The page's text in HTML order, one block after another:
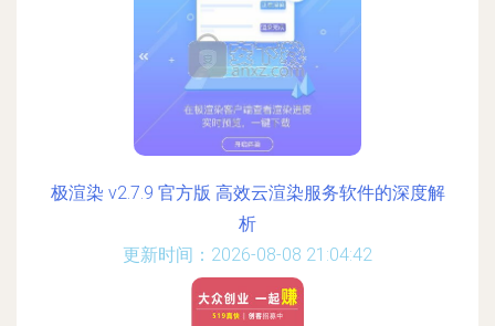
极渲染 v2.7.9 官方版 高效云渲染服务软件的深度解
析
更新时间：2026-08-08 21:04:42